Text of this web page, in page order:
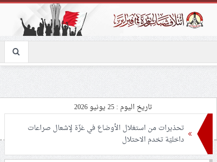
تاريخ اليوم : 25 يونيو 2026
تحذيرات من استغلال الأوضاع في غزّة لإشعال صراعات
داخليّة تخدم الاحتلال